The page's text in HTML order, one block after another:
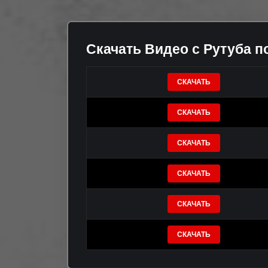
Скачать Видео с Рутуба
СКАЧАТЬ
СКАЧАТЬ
СКАЧАТЬ
СКАЧАТЬ
СКАЧАТЬ
СКАЧАТЬ